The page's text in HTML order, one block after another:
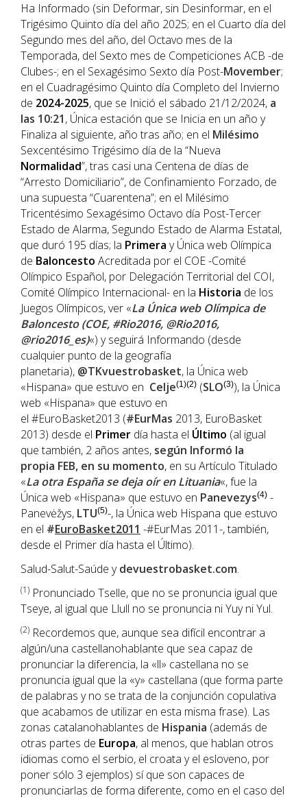
Ha Informado (sin Deformar, sin Desinformar, en el
Trigésimo Quinto día del año 2025; en el Cuarto día del
Segundo mes del año, del Octavo mes de la
Temporada, del Sexto mes de Competiciones ACB -de
Clubes-; en el Sexagésimo Sexto día Post-Movember;
en el Cuadragésimo Quinto día Completo del Invierno
de 2024-2025, que se Inició el sábado 21/12/2024, a
las 10:21, Única estación que se Inicia en un año y
Finaliza al siguiente, año tras año; en el Milésimo
Sexcentésimo Trigésimo día de la “Nueva
Normalidad”, tras casi una Centena de días de
“Arresto Domiciliario”, de Confinamiento Forzado, de
una supuesta “Cuarentena”; en el Milésimo
Tricentésimo Sexagésimo Octavo día Post-Tercer
Estado de Alarma, Segundo Estado de Alarma Estatal,
que duró 195 días; la Primera y Única web Olímpica
de Baloncesto Acreditada por el COE -Comité
Olímpico Español, por Delegación Territorial del COI,
Comité Olímpico Internacional- en la Historia de los
Juegos Olímpicos, ver «La Única web Olímpica de
Baloncesto (COE, #Rio2016, @Rio2016,
@rio2016_es)«) y seguirá Informando (desde
cualquier punto de la geografía
planetaria), @TKvuestrobasket, la Única web
«Hispana» que estuvo en Celje(1)(2) (SLO(3)), la Única
web «Hispana» que estuvo en
el #EuroBasket2013 (#EurMas 2013, EuroBasket
2013) desde el Primer día hasta el Último (al igual
que también, 2 años antes, según Informó la
propia FEB, en su momento, en su Artículo Titulado
«La otra España se deja oír en Lituania«, fue la
Única web «Hispana» que estuvo en Panevezys(4) -
Panevėžys, LTU(5)-, la Única web Hispana que estuvo
en el #EuroBasket2011 -#EurMas 2011-, también,
desde el Primer día hasta el Último).
Salud-Salut-Saúde ydevuestrobasket.com.
(1) Pronunciado Tselle, que no se pronuncia igual que
Tseye, al igual que Llull no se pronuncia ni Yuy ni Yul.
(2) Recordemos que, aunque sea difícil encontrar a
algún/una castellanohablante que sea capaz de
pronunciar la diferencia, la «ll» castellana no se
pronuncia igual que la «y» castellana (que forma parte
de palabras y no se trata de la conjunción copulativa
que acabamos de utilizar en esta misma frase). Las
zonas catalanohablantes de Hispania (además de
otras partes de Europa, al menos, que hablan otros
idiomas como el serbio, el croata y el esloveno, por
poner sólo 3 ejemplos) sí que son capaces de
pronunciarlas de forma diferente, como en el caso del